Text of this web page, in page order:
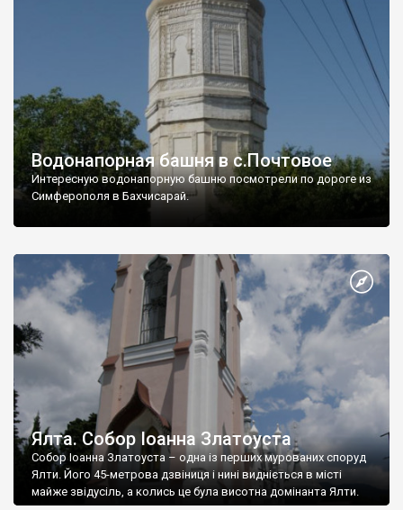
Водонапорная башня в с.Почтовое
Интересную водонапорную башню посмотрели по дороге из
Симферополя в Бахчисарай.
Ялта. Собор Іоанна Златоуста
Собор Іоанна Златоуста – одна із перших мурованих споруд
Ялти. Його 45-метрова дзвіниця і нині видніється в місті
майже звідусіль, а колись це була висотна домінанта Ялти.